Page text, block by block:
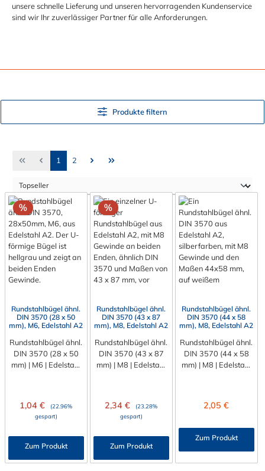
unsere schnelle Lieferung und unseren hervorragenden Kundenservice
sind wir Ihr zuverlässiger Partner für alle Anforderungen.
Produkte filtern
Seite
1 Seite
2
%Rabatt
Rundstahlbügel ähnl.
DIN 3570 (28 x 50
mm), M6, Edelstahl A2
Rundstahlbügel ähnl.
DIN 3570 (28 x 50
mm) | M6 | Edelstahl
für Ihre
Rohrinstallationen.
Rundstahlbügel
das ideale
Verkaufspreis:
1,04 € Regulärer Preis:
(22.96%
gespart)
Zum Produkt
%Rabatt
Rundstahlbügel ähnl.
DIN 3570 (43 x 87
mm), M8, Edelstahl A2
Rundstahlbügel ähnl.
DIN 3570 (43 x 87
mm) | M8 | Edelstahl
kompromisslos und
dauerhaft. Dieser
Rundstahlbügel
die optimale Lösung,
Verkaufspreis:
2,34 € Regulärer Preis:
(23.28%
gespart)
Zum Produkt
Rundstahlbügel ähnl.
DIN 3570 (44 x 58
mm), M8, Edelstahl A2
Rundstahlbügel ähnl.
DIN 3570 (44 x 58
mm) | M8 | Edelstahl
höchster
Rundstahlbügel
(ähnlich DIN 3570)
bietet die perfekte
Regulärer Preis:
2,05 €
Zum Produkt